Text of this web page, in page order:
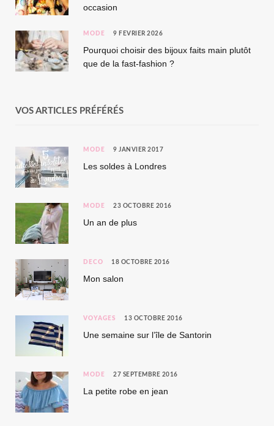
occasion
MODE 9 FÉVRIER 2026
Pourquoi choisir des bijoux faits main plutôt
que de la fast-fashion ?
VOS ARTICLES PRÉFÉRÉS
MODE 9 JANVIER 2017
Les soldes à Londres
MODE 23 OCTOBRE 2016
Un an de plus
DÉCO 18 OCTOBRE 2016
Mon salon
VOYAGES 13 OCTOBRE 2016
Une semaine sur l’île de Santorin
MODE 27 SEPTEMBRE 2016
La petite robe en jean